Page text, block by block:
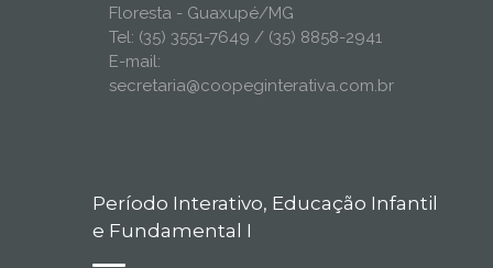
Floresta - Guaxupé/MG
Tel: (35) 3551-7649 / (35) 8858-2941
E-mail:
secretaria@coopeginterativa.com.br
Período Interativo, Educação Infantil
e Fundamental I